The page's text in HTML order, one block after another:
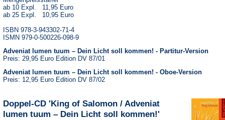
ab 10 Expl. 11,95 Euro
ab 25 Expl. 10,95 Euro
ISBN 978-3-943302-71-4
ISMN 979-0-500226-098-9
Adveniat lumen tuum – Dein Licht soll kommen! - Partitur-Version
Preis: 29,95 Euro Edition DV 87/01
Adveniat lumen tuum – Dein Licht soll kommen! - Oboe-Version
Preis: 12,95 Euro Edition DV 87/02
Doppel-CD 'King of Salomon / Adveniat
lumen tuum – Dein Licht soll kommen!'